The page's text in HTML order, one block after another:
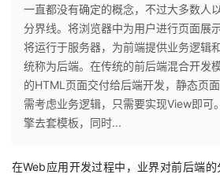
个
人
主
页
我
的
开
一直都没有确定的概念，不过大多数人
分界线。将浏览器中为用户进行页面展
将运行于服务器，为前端提供业务逻辑
统称为后端。在传统的前后端混合开发
的HTML页面交付给后端开发，静态页
需考虑业务逻辑，只需要实现View即可
擎去套模板，同时...
在Web应用开发过程中，业界对前后端